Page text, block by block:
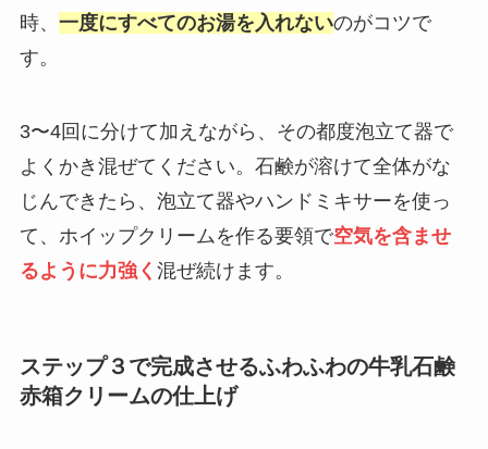
時、 一度にすべてのお湯を入れないのがコツで
す。
3〜4回に分けて加えながら、その都度泡立て器で
よくかき混ぜてください。石鹸が溶けて全体がな
じんできたら、泡立て器やハンドミキサーを使っ
て、ホイップクリームを作る要領で空気を含ませ
るように力強く 混ぜ続けます。
ステップ３で完成させるふわふわの牛乳石鹸
赤箱クリームの仕上げ